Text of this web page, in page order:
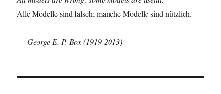
Alle Modelle sind falsch; manche Modelle sind nützlich.
—George E. P. Box (1919-2013)